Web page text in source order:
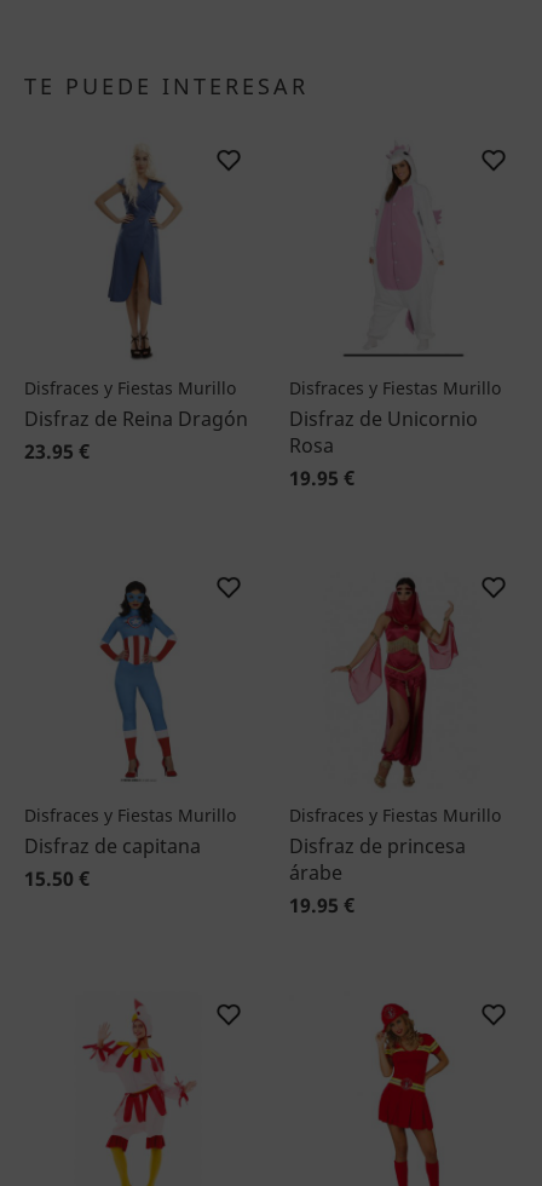
TE PUEDE INTERESAR
Disfraces y Fiestas Murillo
Disfraz de Reina Dragón
23.95 €
Disfraces y Fiestas Murillo
Disfraz de Unicornio
Rosa
19.95 €
Disfraces y Fiestas Murillo
Disfraz de capitana
15.50 €
Disfraces y Fiestas Murillo
Disfraz de princesa
árabe
19.95 €